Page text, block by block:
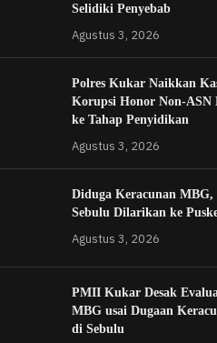
Selidiki Penyebab
Agustus 3, 2026
Polres Kukar Naikkan
Korupsi Honor Non-ASN
ke Tahap Penyidikan
Agustus 3, 2026
Diduga Keracunan MBG,
Sebulu Dilarikan ke
Agustus 3, 2026
PMII Kukar Desak
MBG usai Dugaan
di Sebulu